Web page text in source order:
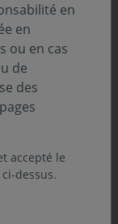
et Louis
évoluent en
et Louis
en
en
ou en cas
de
des
accepté le
dessus.